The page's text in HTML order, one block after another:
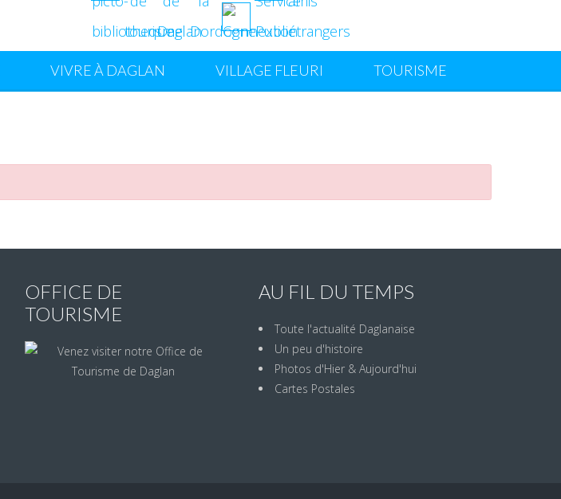
VIVRE À DAGLAN VILLAGE FLEURI TOURISME
OFFICE DE
TOURISME
AU FIL DU TEMPS
Toute l'actualité Daglanaise
Un peu d'histoire
Photos d'Hier & Aujourd'hui
Cartes Postales